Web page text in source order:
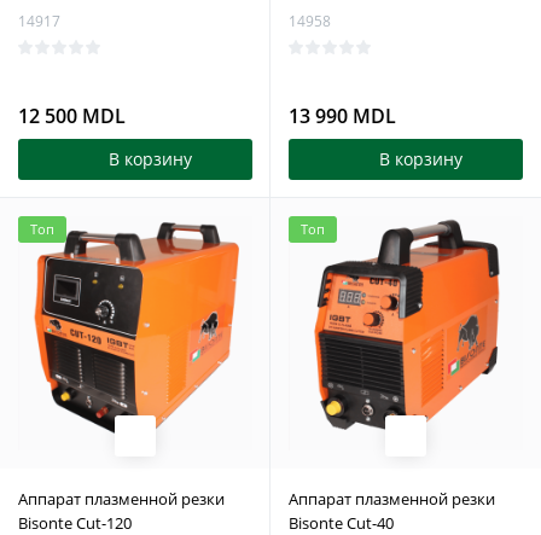
14917
12 500 MDL
В корзину
14958
13 990 MDL
В корзину
Топ
Аппарат плазменной резки
Bisonte Cut-120
Топ
Аппарат плазменной резки
Bisonte Cut-40